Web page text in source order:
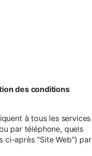
des conditions
à tous les services
par téléphone, quels
ci-après "Site Web") par